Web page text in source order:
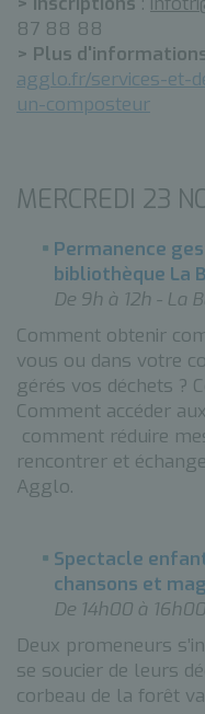
87 88 88
> Plus
agglo.fr/services-et-
un-composteur
MERCREDI 23
Permanence
bibliothèque La
De 9h à 12h - La
Comment obtenir
vous ou dans votre
gérés vos déchets ?
Comment accéder
comment réduire
rencontrer et
Agglo.
Spectacle
chansons et
De 14h00 à
Deux promeneurs
se soucier de leurs
corbeau de la forêt